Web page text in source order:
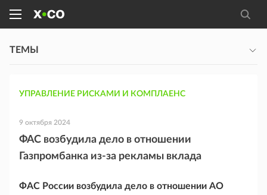
ТЕМЫ
УПРАВЛЕНИЕ РИСКАМИ И КОМПЛАЕНС
9 октября 2024
ФАС возбудила дело в отношении
Газпромбанка из-за рекламы вклада
ФАС России возбудила дело в отношении АО